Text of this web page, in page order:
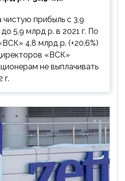
прибыль с 3,9
5,9 млрд р. в 2021 г. По
4,8 млрд р. (+20,6%)
«ВСК»
не выплачивать
г.